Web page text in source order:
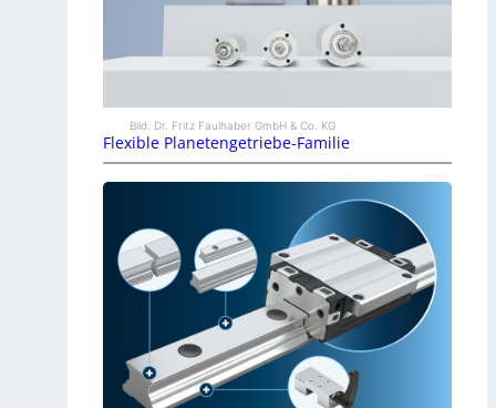
Bild: Dr. Fritz Faulhaber GmbH & Co. KG
Flexible Planetengetriebe-Familie